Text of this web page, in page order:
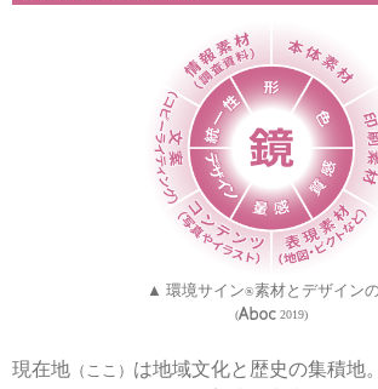
▲ 環境サイン®素材とデザイン
( 2019)
現在地 （ここ） は地域文化と歴史の集積地。